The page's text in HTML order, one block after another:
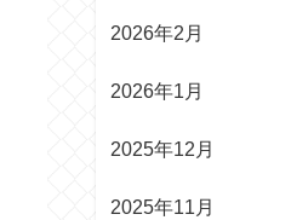
2026年2月
2026年1月
2025年12月
2025年11月